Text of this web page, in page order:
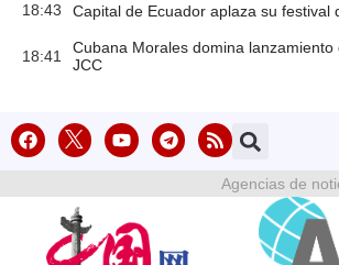
18:43 Capital de Ecuador aplaza su festival
18:41
Cubana Morales domina lanzamiento
JCC
Agencias de